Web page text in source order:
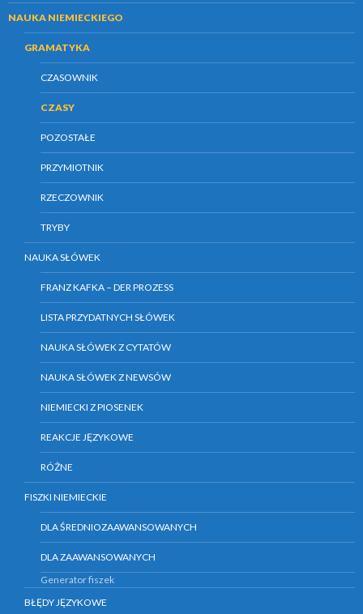
NAUKA NIEMIECKIEGO
GRAMATYKA
CZASOWNIK
CZASY
POZOSTAŁE
PRZYMIOTNIK
RZECZOWNIK
TRYBY
NAUKA SŁÓWEK
FRANZ KAFKA – DER PROZESS
LISTA PRZYDATNYCH SŁÓWEK
NAUKA SŁÓWEK Z CYTATÓW
NAUKA SŁÓWEK Z NEWSÓW
NIEMIECKI Z PIOSENEK
REAKCJE JĘZYKOWE
RÓŻNE
FISZKI NIEMIECKIE
DLA ŚREDNIOZAAWANSOWANYCH
DLA ZAAWANSOWANYCH
Generator fiszek
BŁĘDY JĘZYKOWE